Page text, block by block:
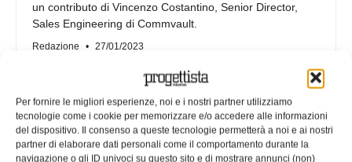
Per fornire le migliori esperienze, noi e i nostri partner utilizziamo
tecnologie come i cookie per memorizzare e/o accedere alle informazioni
del dispositivo. Il consenso a queste tecnologie permetterà a noi e ai nostri
partner di elaborare dati personali come il comportamento durante la
navigazione o gli ID univoci su questo sito e di mostrare annunci (non)
un contributo di Vincenzo Costantino, Senior Director,
Sales Engineering di Commvault.
Redazione 27/01/2023